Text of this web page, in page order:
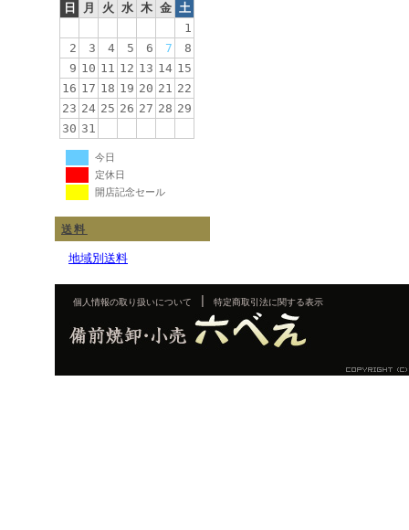
日
月 火 水 木 金 土
1
2
3 4 5 6 7
8
9 10 11 12 13 14 15
16 17 18 19 20 21 22
23 24 25 26 27 28 29
30 31
今日
定休日
開店記念セール
送料
地域別送料
個人情報の取り扱いについて 特定商取引法に関する表示